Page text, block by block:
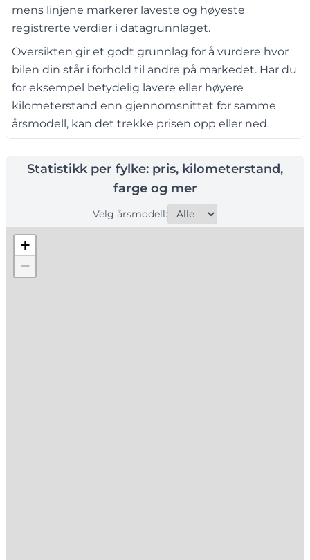
mens linjene markerer laveste og høyeste
registrerte verdier i datagrunnlaget.
Oversikten gir et godt grunnlag for å vurdere hvor
bilen din står i forhold til andre på markedet. Har du
for eksempel betydelig lavere eller høyere
kilometerstand enn gjennomsnittet for samme
årsmodell, kan det trekke prisen opp eller ned.
Statistikk per fylke: pris, kilometerstand,
farge og mer
Velg årsmodell:
+
−